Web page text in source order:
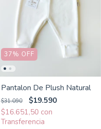
37% OFF
Pantalon De Plush Natural
$31.090
$19.590
$16.651,50 con